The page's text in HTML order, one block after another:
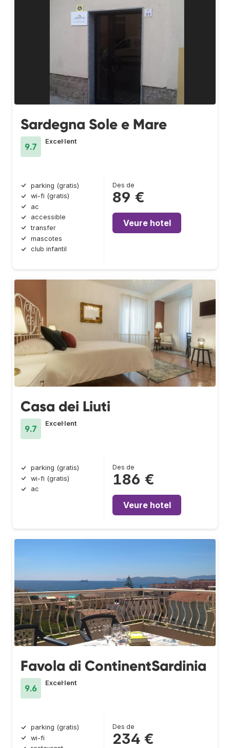
Sardegna Sole e Mare
9.7
Excel·lent
parking (gratis)
wi-fi (gratis)
ac
accessible
transfer
mascotes
club infantil
Des de
89 €
Veure hotel
Casa dei Liuti
9.7
Excel·lent
parking (gratis)
wi-fi (gratis)
ac
Des de
186 €
Veure hotel
Favola di ContinentSardinia
9.6
Excel·lent
parking (gratis)
wi-fi
Des de
234 €